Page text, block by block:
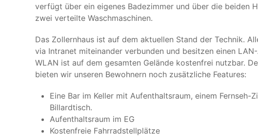
verfügt über ein eigenes Badezimmer und über die beiden
zwei verteilte Waschmaschinen.
Das Zollernhaus ist auf dem aktuellen Stand der Technik.
via Intranet miteinander verbunden und besitzen einen
WLAN ist auf dem gesamten Gelände kostenfrei nutzbar.
bieten wir unseren Bewohnern noch zusätzliche Features:
Eine Bar im Keller mit Aufenthaltsraum, einem Fernseh-
Billardtisch.
Aufenthaltsraum im EG
Kostenfreie Fahrradstellplätze